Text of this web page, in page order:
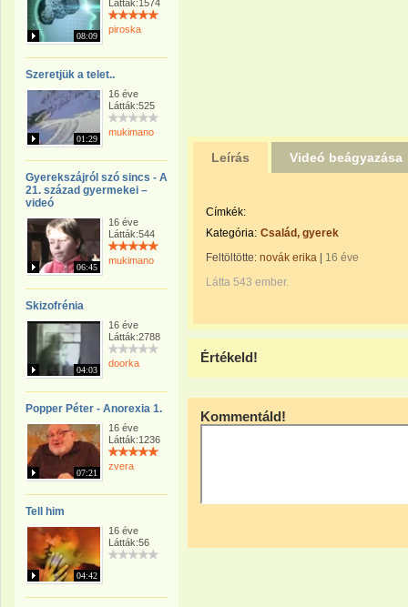
08:09
Látták:1574
piroska
Szeretjük a telet..
01:29
16 éve
Látták:525
mukimano
Gyerekszájról szó sincs - A
21. század gyermekei –
videó
06:45
16 éve
Látták:544
mukimano
Skizofrénia
04:03
16 éve
Látták:2788
doorka
Popper Péter - Anorexia 1.
07:21
16 éve
Látták:1236
zvera
Tell him
04:42
16 éve
Látták:56
Leírás Videó beágyazása
Címkék:
Kategória: Család, gyerek
Feltöltötte: novák erika
16 éve
Látta 543 ember.
Értékeld!
Kommentáld!